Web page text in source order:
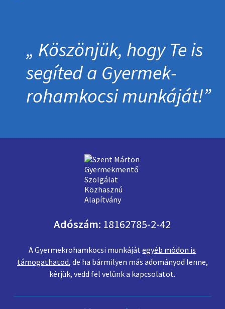
Köszönjük, hogy Te is
segíted a Gyermek­
roham­kocsi munkáját!
Adószám: 18162785-2-42
A Gyermekrohamkocsi munkájátegyéb módon is
támogathatod, de ha bármilyen más adományod lenne,
kérjük, vedd fel velünk a kapcsolatot.